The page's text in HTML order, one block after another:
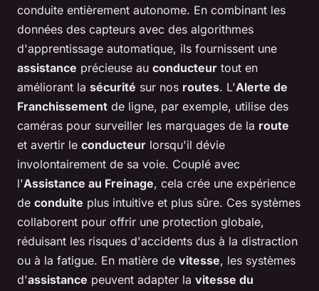
conduite entièrement autonome. En combinant les
données des capteurs avec des algorithmes
d'apprentissage automatique, ils fournissent une
assistance précieuse au conducteur tout en
améliorant la sécurité sur nos routes. L'Alerte de
Franchissement de ligne, par exemple, utilise des
caméras pour surveiller les marquages de la route
et avertir le conducteur lorsqu'il dévie
involontairement de sa voie. Couplé avec
l'Assistance au Freinage, cela crée une expérience
de conduite plus intuitive et plus sûre. Ces systèmes
collaborent pour offrir une protection globale,
réduisant les risques d'accidents dus à la distraction
ou à la fatigue. En matière de vitesse, les systèmes
d'assistance peuvent adapter la vitesse du